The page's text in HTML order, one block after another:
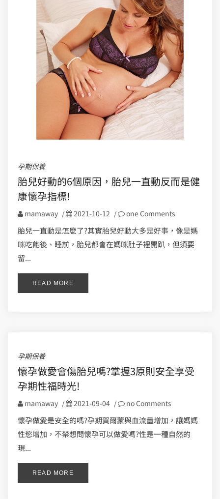
孕期保養
胎兒好動的6個原因，胎兒一直動反而是健
康懷孕指標!
mamaway / 2021-10-12 / one Comments
胎兒一直動是怎麼了?其實胎兒好動大多是好事，像是媽
咪吃飽後、睡前，胎兒都會在媽咪肚子裡開趴，但須要
留...
READ MORE
孕期保養
懷孕做愛會傷胎兒嗎?掌握3原則安全享受
孕期性福時光!
mamaway / 2021-09-04 / no Comments
懷孕做愛是安全的嗎?孕期賀爾蒙與血流量增加，讓媽媽
性慾增加，不禁想問懷孕可以做愛嗎?性是一種自然的
現...
READ MORE